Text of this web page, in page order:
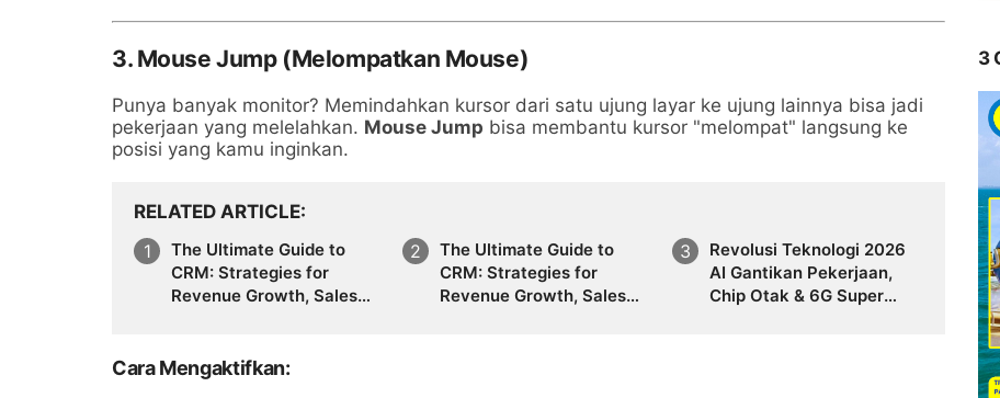
3. Mouse Jump (Melompatkan Mouse)
Punya banyak monitor? Memindahkan kursor dari satu ujung layar ke ujung lainnya bisa jadi
pekerjaan yang melelahkan. Mouse Jump bisa membantu kursor "melompat" langsung ke
posisi yang kamu inginkan.
RELATED ARTICLE
The Ultimate Guide to
CRM: Strategies for
Revenue Growth, Sales
Generation, Customer
The Ultimate Guide to
CRM: Strategies for
Revenue Growth, Sales
Revolusi Teknologi 2026
AI Gantikan Pekerjaan,
Chip Otak & 6G Super
Cara Mengaktifkan:
3